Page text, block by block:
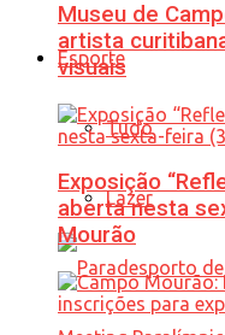
Esporte
Tudo
Lazer
Museu de
artista
visuais
Exposição
aberta nesta
Mourão